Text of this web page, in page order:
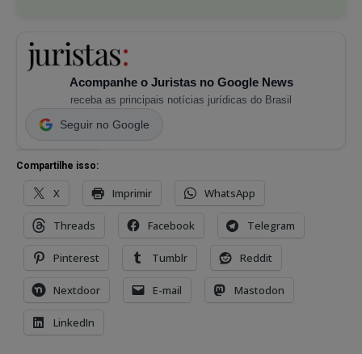
Acompanhe o Juristas no Google News
receba as principais notícias jurídicas do Brasil
Seguir no Google
Compartilhe isso:
X Imprimir WhatsApp
Threads Facebook Telegram
Pinterest Tumblr Reddit
Nextdoor E-mail Mastodon
LinkedIn